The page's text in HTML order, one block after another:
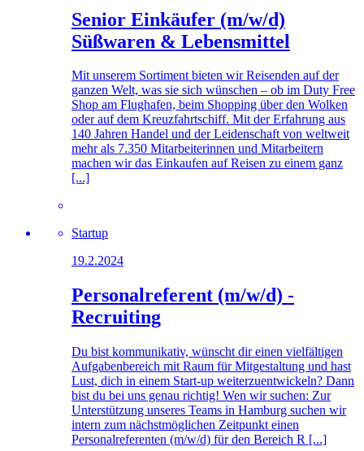
Senior Einkäufer (m/w/d)
Süßwaren & Lebensmittel
Mit unserem Sortiment bieten wir Reisenden auf der
ganzen Welt, was sie sich wünschen – ob im Duty Free
Shop am Flughafen, beim Shopping über den Wolken
oder auf dem Kreuzfahrtschiff. Mit der Erfahrung aus
140 Jahren Handel und der Leidenschaft von weltweit
mehr als 7.350 Mitarbeiterinnen und Mitarbeitern
machen wir das Einkaufen auf Reisen zu einem ganz
[...]
Startup
19.2.2024
Personalreferent (m/w/d) -
Recruiting
Du bist kommunikativ, wünscht dir einen vielfältigen
Aufgabenbereich mit Raum für Mitgestaltung und hast
Lust, dich in einem Start-up weiterzuentwickeln? Dann
bist du bei uns genau richtig! Wen wir suchen: Zur
Unterstützung unseres Teams in Hamburg suchen wir
intern zum nächstmöglichen Zeitpunkt einen
Personalreferenten (m/w/d) für den Bereich R [...]